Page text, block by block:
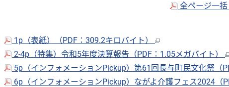
全ページ一括
1p（表紙）（PDF：309.2キロバイト）
2-4p（特集）令和5年度決算報告（PDF：1.05メガバイト）
5p（インフォメーションPickup）第61回長与町民文化祭（
6p（インフォメーションPickup）ながよ介護フェス2024（